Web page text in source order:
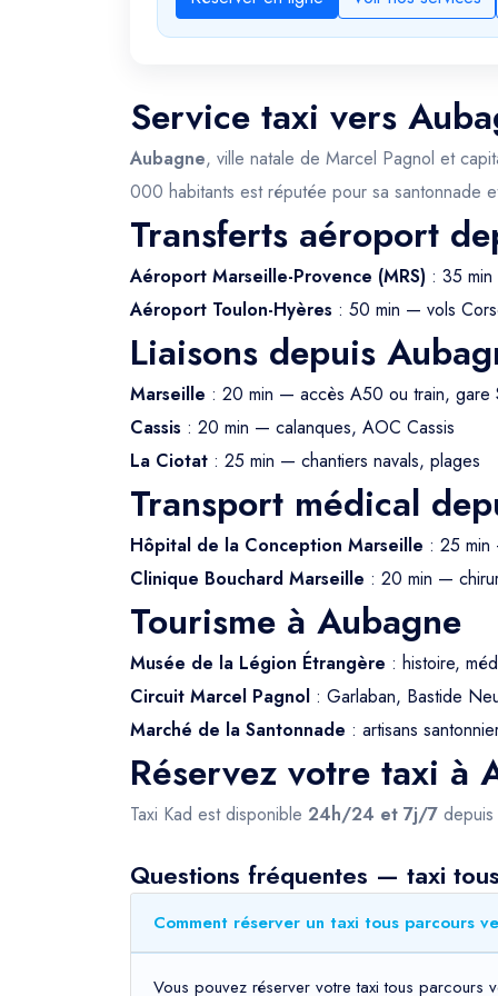
Service taxi vers
Aubagne, ville natale de Marcel Pagnol et
000 habitants est réputée pour sa santonnade
Transferts aéroport
Aéroport Marseille-Provence (MRS) : 35
Aéroport Toulon-Hyères : 50 min — vols
Liaisons depuis
Marseille : 20 min — accès A50 ou train, gare
Cassis : 20 min — calanques, AOC Cassis
La Ciotat : 25 min — chantiers navals, plages
Transport médical
Hôpital de la Conception Marseille : 25 min
Clinique Bouchard Marseille : 20 min —
Tourisme à Aubagne
Musée de la Légion Étrangère : histoire,
Circuit Marcel Pagnol : Garlaban, Bastide
Marché de la Santonnade : artisans
Réservez votre taxi à
Taxi Kad est disponible 24h/24 et 7j/7 depuis
Questions fréquentes — taxi
Comment réserver un taxi tous parcours
Vous pouvez réserver votre taxi tous parcours